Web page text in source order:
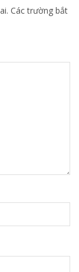
Các trường bắt